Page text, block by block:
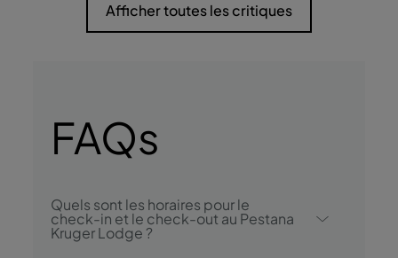
Afficher toutes les critiques
FAQs
Quels sont les horaires pour le
check-in et le check-out au Pestana
Kruger Lodge ?